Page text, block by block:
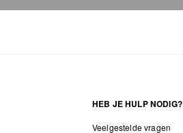
HEB JE HULP NODIG?
Veelgestelde vragen